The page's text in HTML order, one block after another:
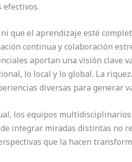
que el aprendizaje esté
continua y colaboración
aportan una visión clave
lo local y lo global. La
diversas para generar
los equipos
integrar miradas distintas no
que la hacen